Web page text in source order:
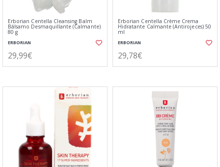
Erborian Centella Cleansing Balm
Bálsamo Desmaquillante (Calmante)
80 g
ERBORIAN
29,99€
Erborian Centella Crème Crema
Hidratante Calmante (Antirojeces) 50
ml
ERBORIAN
29,78€